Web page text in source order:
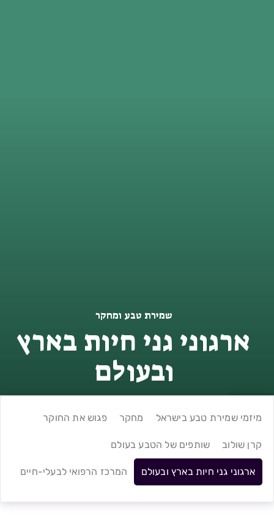
שמירת טבע ומחקר
ארגוני גני חיות בארץ
ובעולם
מיזמי שמירת טבע בישראל מחקר פגוש את החוקר
קרן שולוב שותפים של הטבע בעולם
ארגוני גני חיות בארץ ובעולם המרכז הרפואי לבעלי-חיים